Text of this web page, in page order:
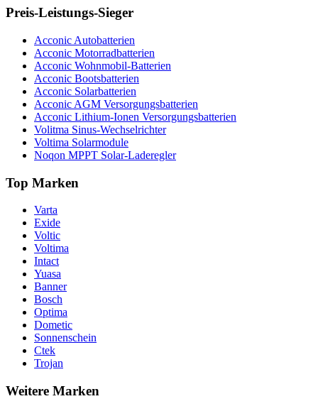
Preis-Leistungs-Sieger
Acconic Autobatterien
Acconic Motorradbatterien
Acconic Wohnmobil-Batterien
Acconic Bootsbatterien
Acconic Solarbatterien
Acconic AGM Versorgungsbatterien
Acconic Lithium-Ionen Versorgungsbatterien
Volitma Sinus-Wechselrichter
Voltima Solarmodule
Noqon MPPT Solar-Laderegler
Top Marken
Varta
Exide
Voltic
Voltima
Intact
Yuasa
Banner
Bosch
Optima
Dometic
Sonnenschein
Ctek
Trojan
Weitere Marken